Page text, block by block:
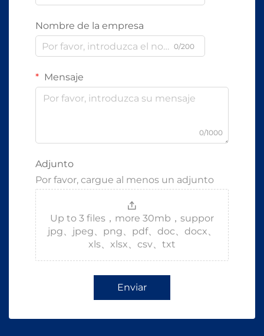
Nombre de la empresa
0/200
Mensaje
0/1000
Adjunto
Por favor, cargue al menos un adjunto
Up to 3 files，more 30mb，suppor
jpg、jpeg、png、pdf、doc、docx、
xls、xlsx、csv、txt
Enviar